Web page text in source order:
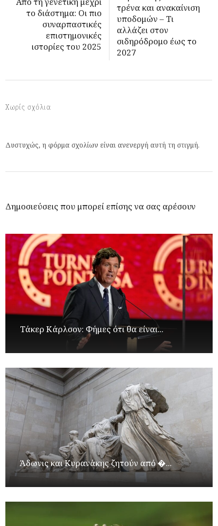
το διάστημα: Οι πιο
συναρπαστικές
επιστημονικές
ιστορίες του 2025
τρένα και ανακαίνιση
υποδομών – Τι
αλλάζει στον
σιδηρόδρομο έως το
2027
Χωρίς σχόλια
Δυστυχώς, η φόρμα σχολίων είναι ανενεργή αυτή τη στιγμή.
Δημοσιεύσεις που μπορεί επίσης να σας αρέσουν
Τάκερ Κάρλσον: Φήμες ότι θα είναι...
Άδωνις και Κυρανάκης ζητούν από �...